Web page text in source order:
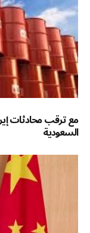
السعودية